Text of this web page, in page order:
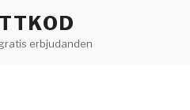
erbjudanden